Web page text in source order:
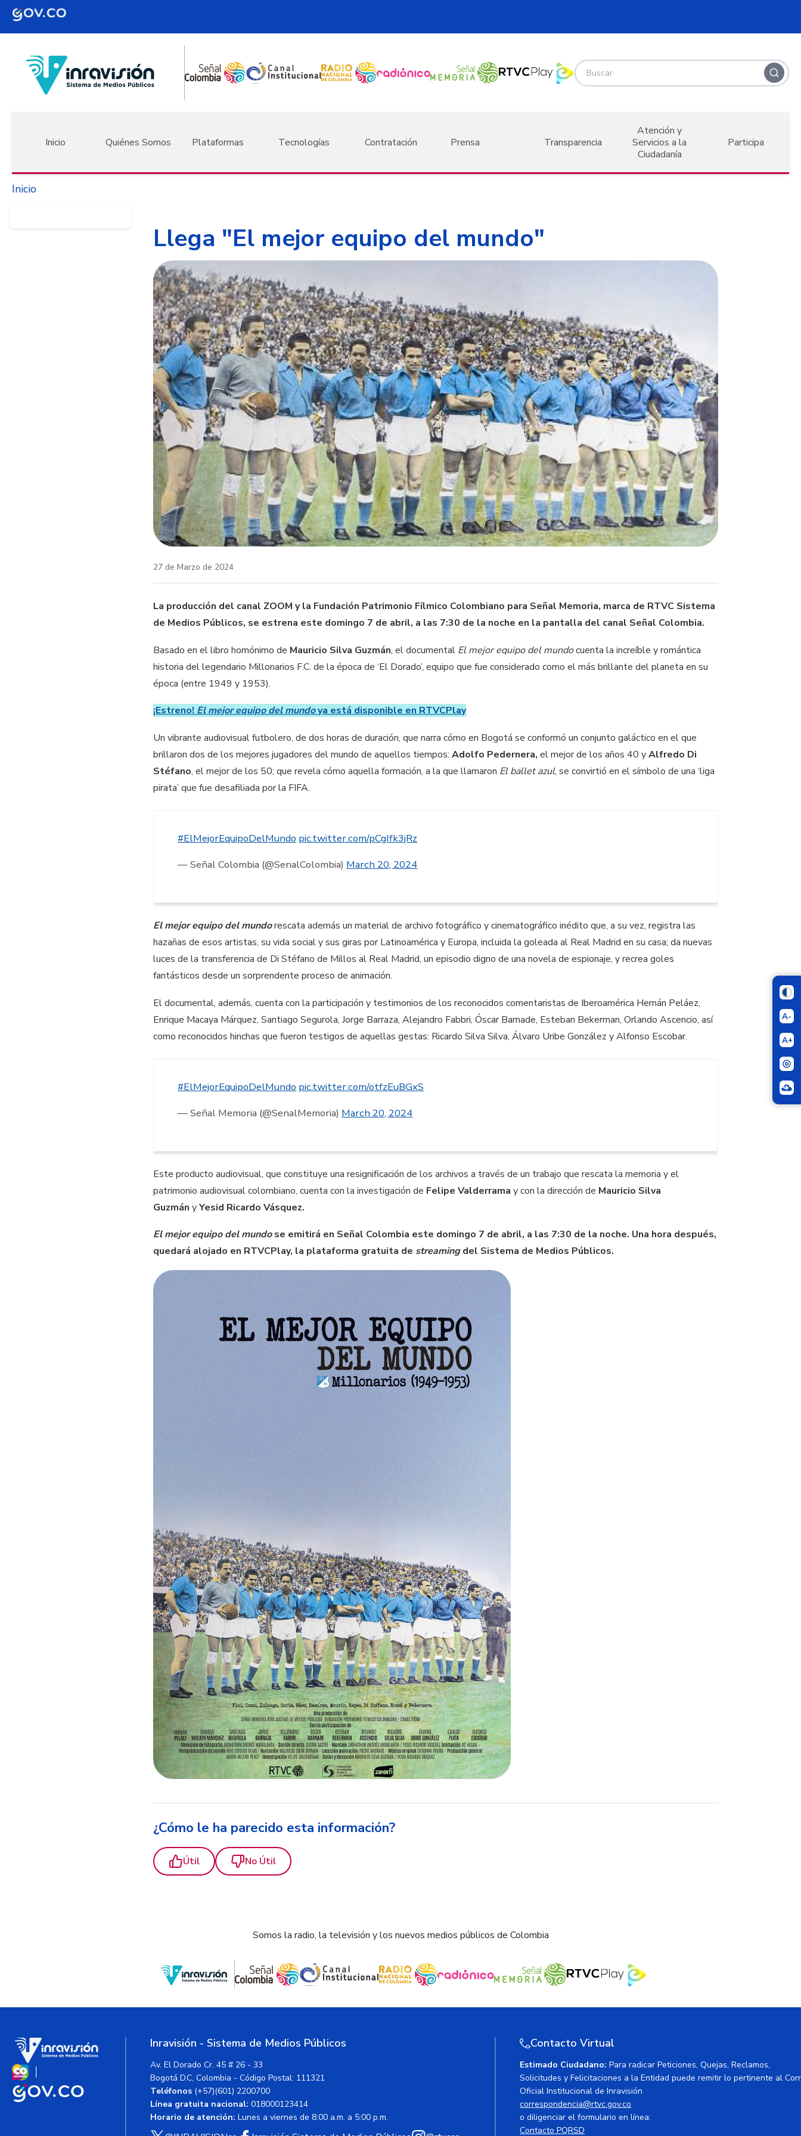
Pasar al contenido principal
Inicio Quiénes Somos Plataformas Tecnologías Contratación Prensa Transparencia
Atención y
Servicios a la
Ciudadanía
Participa
A-
A+
Inicio
Llega "El mejor equipo del mundo"
27 de Marzo de 2024
La producción del canal ZOOM y la Fundación Patrimonio Fílmico Colombiano para Señal Memoria, marca de RTVC Sistema
de Medios Públicos, se estrena este domingo 7 de abril, a las 7:30 de la noche en la pantalla del canal Señal Colombia.
Basado en el libro homónimo de Mauricio Silva Guzmán, el documental El mejor equipo del mundocuenta la increíble y romántica
historia del legendario Millonarios F.C. de la época de ‘El Dorado’, equipo que fue considerado como el más brillante del planeta en su
época (entre 1949 y 1953).
¡Estreno! El mejor equipo del mundoya está disponible en RTVCPlay
Un vibrante audiovisual futbolero, de dos horas de duración, que narra cómo en Bogotá se conformó un conjunto galáctico en el que
brillaron dos de los mejores jugadores del mundo de aquellos tiempos:Adolfo Pedernera,el mejor de los años 40 yAlfredo Di
Stéfano, el mejor de los 50; que revela cómo aquella formación, a la que llamaron El ballet azul, se convirtió en el símbolo de una ‘liga
pirata’ que fue desafiliada por la FIFA.
#ElMejorEquipoDelMundo pic.twitter.com/pCgIfk3jRz
— Señal Colombia (@SenalColombia) March 20, 2024
El mejor equipo del mundorescata además un material de archivo fotográfico y cinematográfico inédito que, a su vez, registra las
hazañas de esos artistas, su vida social y sus giras por Latinoamérica y Europa, incluida la goleada al Real Madrid en su casa; da nuevas
luces de la transferencia de Di Stéfano de Millos al Real Madrid, un episodio digno de una novela de espionaje, y recrea goles
fantásticos desde un sorprendente proceso de animación.
El documental, además, cuenta con la participación y testimonios de los reconocidos comentaristas de Iberoamérica Hernán Peláez,
Enrique Macaya Márquez, Santiago Segurola, Jorge Barraza, Alejandro Fabbri, Óscar Barnade, Esteban Bekerman, Orlando Ascencio, así
como reconocidos hinchas que fueron testigos de aquellas gestas: Ricardo Silva Silva, Álvaro Uribe González y Alfonso Escobar.
#ElMejorEquipoDelMundo pic.twitter.com/otfzEuBGxS
— Señal Memoria (@SenalMemoria) March 20, 2024
Este producto audiovisual, que constituye una resignificación de los archivos a través de un trabajo que rescata la memoria y el
patrimonio audiovisual colombiano, cuenta con la investigación de Felipe Valderrama y con la dirección de Mauricio Silva
Guzmán yYesid Ricardo Vásquez.
El mejor equipo del mundose emitirá en Señal Colombia este domingo 7 de abril, a las 7:30 de la noche. Una hora después,
quedará alojado en RTVCPlay, la plataforma gratuita de streamingdel Sistema de Medios Públicos.
¿Cómo le ha parecido esta información?
Útil No Útil
Somos la radio, la televisión y los nuevos medios públicos de Colombia
Inravisión - Sistema de Medios Públicos
Av. El Dorado Cr. 45 # 26 - 33
Bogotá D.C, Colombia - Código Postal: 111321
Teléfonos (+57)(601) 2200700
Línea gratuita nacional: 018000123414
Horario de atención: Lunes a viernes de 8:00 a.m. a 5:00 p.m.
Contacto Virtual
Estimado Ciudadano: Para radicar Peticiones, Quejas, Reclamos,
Solicitudes y Felicitaciones a la Entidad puede remitir lo pertinente al
Oficial Institucional de Inravisión
correspondencia@rtvc.gov.co
o diligenciar el formulario en línea:
Contacto PQRSD